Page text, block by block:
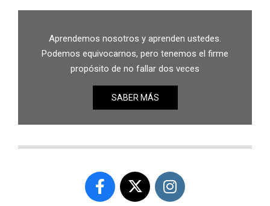
Aprendemos nosotros y aprenden ustedes.
Podemos equivocarnos, pero tenemos el firme
propósito de no fallar dos veces
SABER MÁS